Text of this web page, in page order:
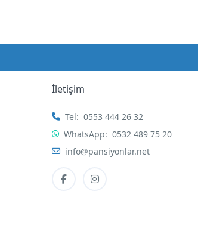
İletişim
Tel: 0553 444 26 32
WhatsApp: 0532 489 75 20
info@pansiyonlar.net